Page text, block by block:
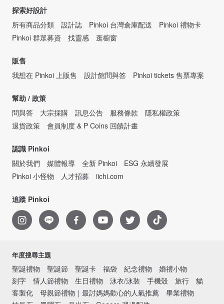
探索好設計
所有商品分類
設計誌 Pinkoi 台灣倉庫配送
Pinkoi 禮物卡
Pinkoi 群眾募資
找靈感 逛櫥窗
販售
我想在 Pinkoi 上販售
設計館問與答 Pinkoi tickets 售票專案
幫助 / 政策
問與答
大宗採購 訊息公告 服務條款
隱私權政策
退貨政策
會員制度 & P Coins 回饋計畫
認識 Pinkoi
關於我們
媒體報導 全新 Pinkoi
ESG 永續發展
Pinkoi 小怪物
人才招募 iichi.com
追蹤 Pinkoi
年度搜尋主題
聖誕禮物 聖誕節 聖誕卡 福袋 紀念禮物
婚禮小物
刻字
情人節禮物 生日禮物 泳衣/泳裝 手機殼 旅行
貓
客製化
母親節禮物｜最討媽媽歡心的人氣推薦
畢業禮物